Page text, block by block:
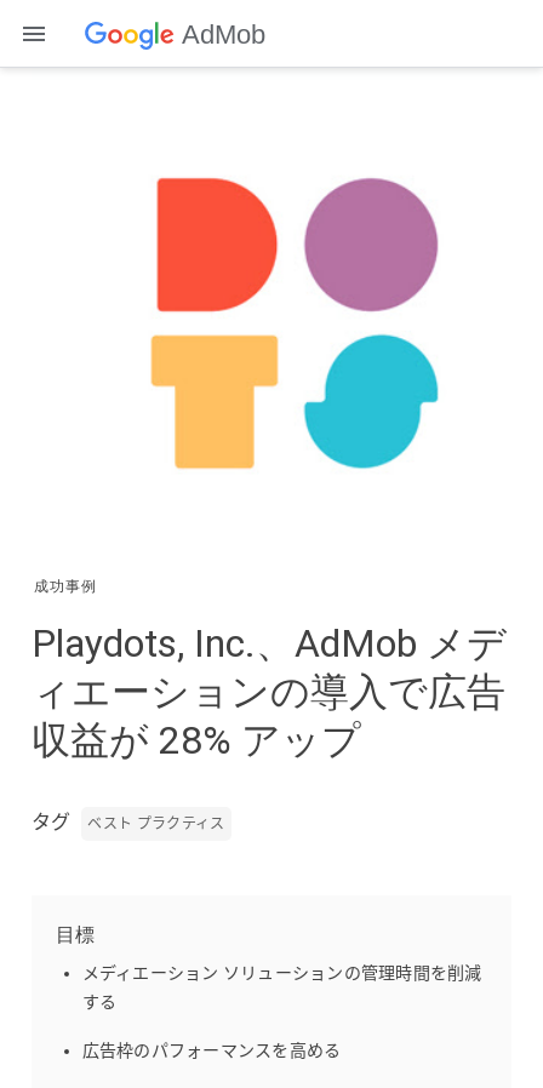
AdMob
成功事例
Playdots, Inc.、AdMob メデ
ィエーションの導入で広告
収益が 28% アップ
タグ ベスト プラクティス
目標
メディエーション ソリューションの管理時間を削減
する
広告枠のパフォーマンスを高める